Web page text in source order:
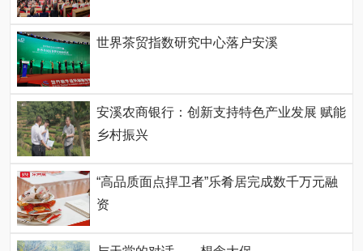
世界茶贸指数研究中心落户安溪
安溪农商银行：创新支持特色产业发展 赋能
乡村振兴
“高品质面点捍卫者”乐肴居完成数千万元融
资